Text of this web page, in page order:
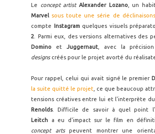
Le concept artist Alexander Lozano, un
Marvel sous toute une série de déclinaisons
compte Instagramquelques visuels
2 . Parmi eux, des versions alternatives des
Domino et Juggernaut, avec la
designscréés pour le projet avorté du
Pour rappel, celui qui avait signé le premier
la suite quitté le projet , ce que beaucoup
tensions créatives entre lui et l'interprète du
Renolds. Difficile de savoir à quel point
Leitch a eu d'impact sur le film en
concept artspeuvent montrer une